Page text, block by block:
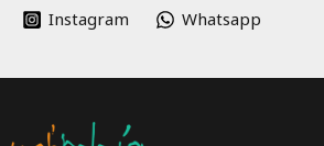
Instagram Whatsapp